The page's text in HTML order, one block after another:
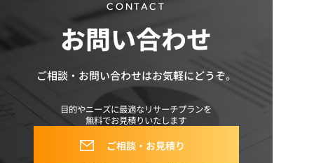
CONTACT
お問い合わせ
ご相談・お問い合わせはお気軽にどうぞ。
目的やニーズに最適なリサーチプランを
無料でお見積りいたします
ご相談・お見積り